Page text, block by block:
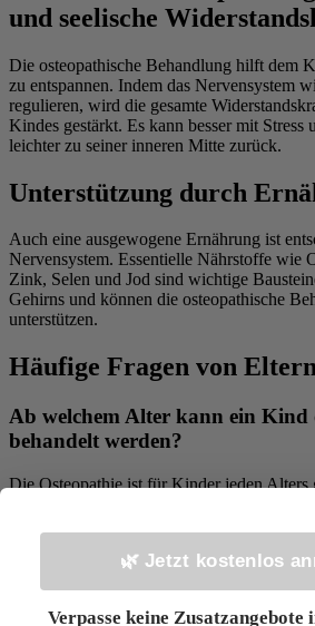
und seelische
Die osteopathische Behandlung hilft dem
zu entspannen. Indem das Nervensystem
regulieren, wird die gesamte
Kindes gestärkt. Es kann besser mit Stress
leichter zu seiner inneren Mitte zurück.
Unterstützung durch
Auch eine ausgewogene Ernährung ist
Nervensystem. Essentielle Nährstoffe wie
Zink, Selen und Jod sind wichtige
Gehirns und können die osteopathische
unterstützen.
Häufige Fragen von
Ab welchem Alter kann ein Kind
behandelt werden?
Die Osteopathie ist für Kinder jeden Alters
Wie viele Sitzungen sind nötig?
🌿 Jetzt kostenlos
Verpasse keine